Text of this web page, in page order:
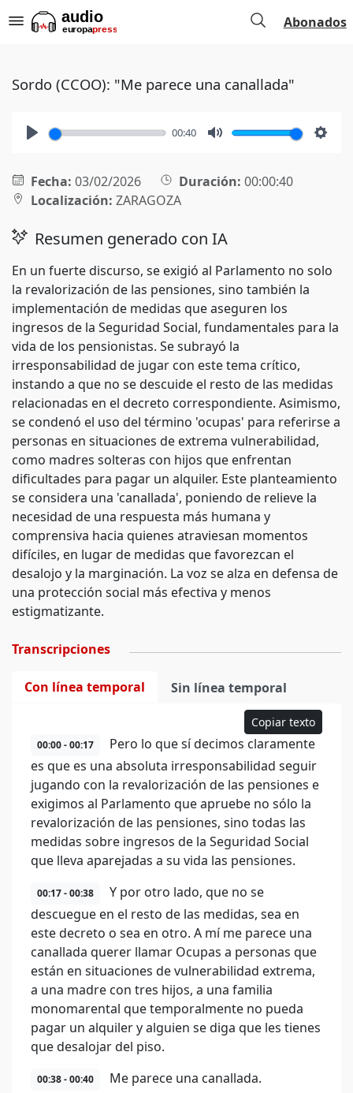
Abonados
Sordo (CCOO): "Me parece una canallada"
00:40
Fecha: 03/02/2026 Duración: 00:00:40
Localización: ZARAGOZA
Resumen generado con IA
En un fuerte discurso, se exigió al Parlamento no solo
la revalorización de las pensiones, sino también la
implementación de medidas que aseguren los
ingresos de la Seguridad Social, fundamentales para la
vida de los pensionistas. Se subrayó la
irresponsabilidad de jugar con este tema crítico,
instando a que no se descuide el resto de las medidas
relacionadas en el decreto correspondiente. Asimismo,
se condenó el uso del término 'ocupas' para referirse a
personas en situaciones de extrema vulnerabilidad,
como madres solteras con hijos que enfrentan
dificultades para pagar un alquiler. Este planteamiento
se considera una 'canallada', poniendo de relieve la
necesidad de una respuesta más humana y
comprensiva hacia quienes atraviesan momentos
difíciles, en lugar de medidas que favorezcan el
desalojo y la marginación. La voz se alza en defensa de
una protección social más efectiva y menos
estigmatizante.
Transcripciones
Con línea temporal Sin línea temporal
Copiar texto
00:00 - 00:17
Pero lo que sí decimos claramente
es que es una absoluta irresponsabilidad seguir
jugando con la revalorización de las pensiones e
exigimos al Parlamento que apruebe no sólo la
revalorización de las pensiones, sino todas las
medidas sobre ingresos de la Seguridad Social
que lleva aparejadas a su vida las pensiones.
00:17 - 00:38
Y por otro lado, que no se
descuegue en el resto de las medidas, sea en
este decreto o sea en otro. A mí me parece una
canallada querer llamar Ocupas a personas que
están en situaciones de vulnerabilidad extrema,
a una madre con tres hijos, a una familia
monomarental que temporalmente no pueda
pagar un alquiler y alguien se diga que les tienes
que desalojar del piso.
00:38 - 00:40 Me parece una canallada.